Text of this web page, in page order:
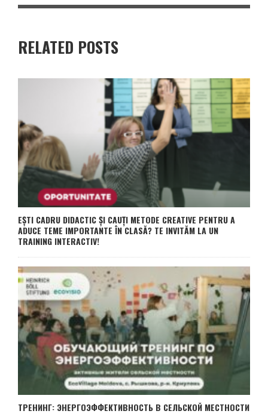
RELATED POSTS
EȘTI CADRU DIDACTIC ȘI CAUȚI METODE CREATIVE PENTRU A
ADUCE TEME IMPORTANTE ÎN CLASĂ? TE INVITĂM LA UN
TRAINING INTERACTIV!
ТРЕНИНГ: ЭНЕРГОЭФФЕКТИВНОСТЬ В СЕЛЬСКОЙ МЕСТНОСТИ